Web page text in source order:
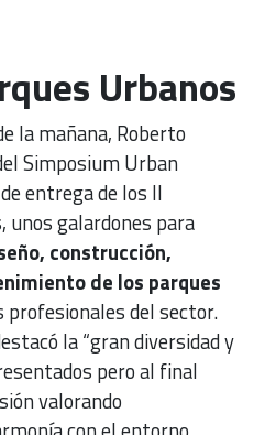
Urbanos
la mañana, Roberto
Simposium Urban
entrega de los II
unos galardones para
construcción,
de los parques
profesionales del sector.
la “gran diversidad y
pero al final
valorando